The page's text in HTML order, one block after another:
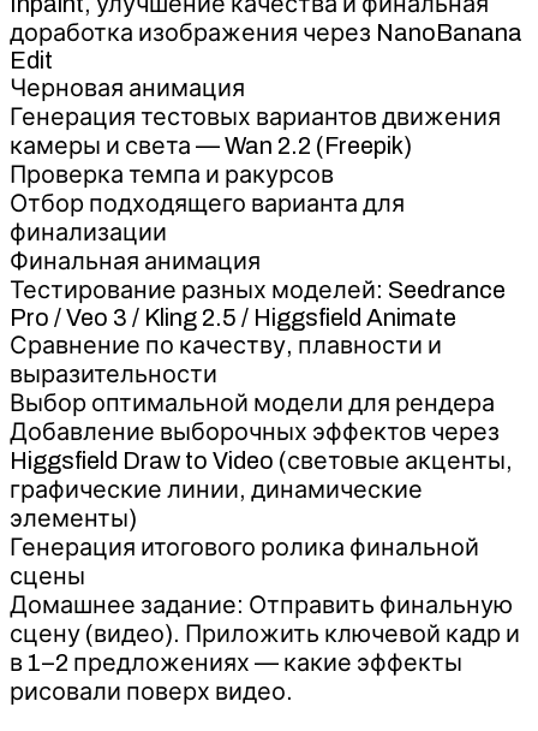
доработка изображения через NanoBanana
Edit
Черновая анимация
Генерация тестовых вариантов движения
камеры и света — Wan 2.2 (Freepik)
Проверка темпа и ракурсов
Отбор подходящего варианта для
финализации
Финальная анимация
Тестирование разных моделей: Seedrance
Pro / Veo 3 / Kling 2.5 / Higgsfield Animate
Сравнение по качеству, плавности и
выразительности
Выбор оптимальной модели для рендера
Добавление выборочных эффектов через
Higgsfield Draw to Video (световые акценты,
графические линии, динамические
элементы)
Генерация итогового ролика финальной
сцены
Домашнее задание: Отправить финальную
сцену (видео). Приложить ключевой кадр и
в 1–2 предложениях — какие эффекты
рисовали поверх видео.